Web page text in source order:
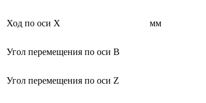
Ход по оси X мм
Угол перемещения по оси B
Угол перемещения по оси Z